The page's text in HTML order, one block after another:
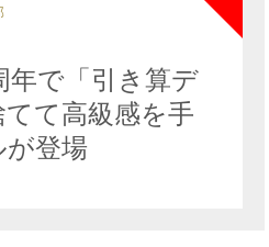
年で「引き算デ
て高級感を手
が登場